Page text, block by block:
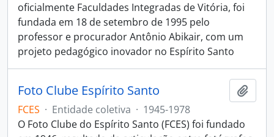
oficialmente Faculdades Integradas de Vitória, foi
fundada em 18 de setembro de 1995 pelo
professor e procurador Antônio Abikair, com um
projeto pedagógico inovador no Espírito Santo
Foto Clube Espírito Santo
FCES · Entidade coletiva · 1945-1978
O Foto Clube do Espírito Santo (FCES) foi fundado